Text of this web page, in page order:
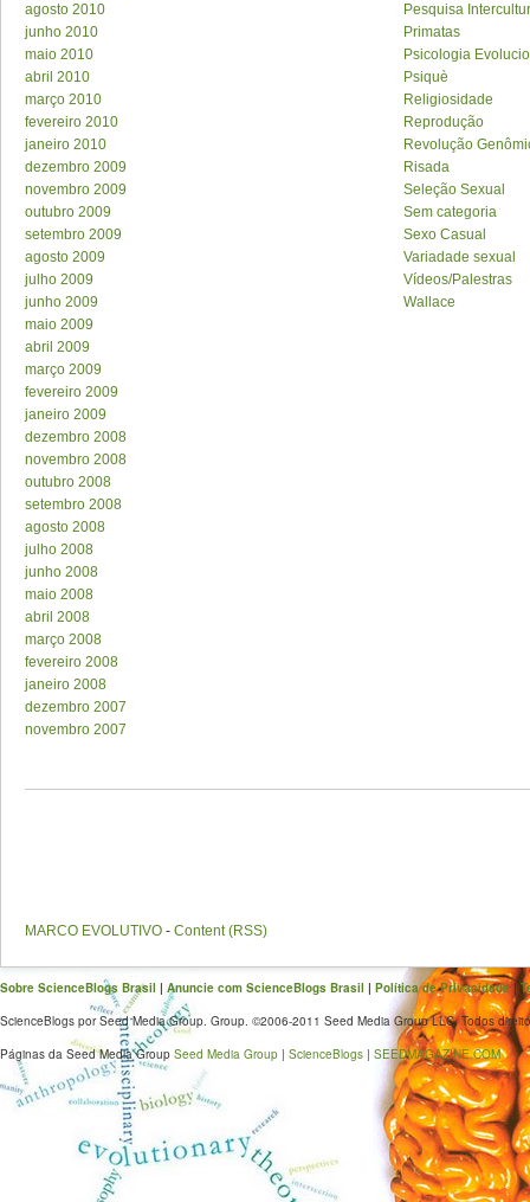
agosto 2010
junho 2010
maio 2010
abril 2010
março 2010
fevereiro 2010
janeiro 2010
dezembro 2009
novembro 2009
outubro 2009
setembro 2009
agosto 2009
julho 2009
junho 2009
maio 2009
abril 2009
março 2009
fevereiro 2009
janeiro 2009
dezembro 2008
novembro 2008
outubro 2008
setembro 2008
agosto 2008
julho 2008
junho 2008
maio 2008
abril 2008
março 2008
fevereiro 2008
janeiro 2008
dezembro 2007
novembro 2007
Pesquisa
Primatas
Psicologia
Psiquè
Religiosidade
Reprodução
Revolução
Risada
Seleção Sexual
Sem categoria
Sexo Casual
Variadade sexual
Vídeos/Palestras
Wallace
MARCO EVOLUTIVO - Content (RSS)
Sobre ScienceBlogs Brasil | Anuncie com ScienceBlogs Brasil | Política de Privacidade|
ScienceBlogs por Seed Media Group. Group. ©2006-2011 Seed Media Group LLC. Todos
Páginas da Seed Media Group Seed Media Group | ScienceBlogs | SEEDMAGAZINE.COM